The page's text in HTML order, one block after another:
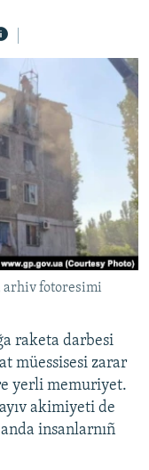
arhiv fotoresimi
raketa darbesi
müessisesi zarar
yerli memuriyet.
akimiyeti de
insanlarnıñ